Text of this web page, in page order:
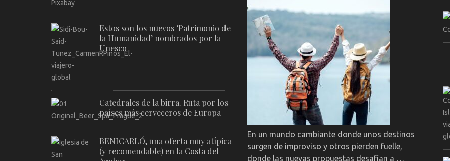
Estos son los nuevos ‘Patrimonio de
la Humanidad’ nombrados por la
Unesco
Catedrales de la birra. Ruta por los
países más cerveceros de Europa
BENICARLÓ, una oferta muy atípica
(y recomendable) en la Costa del
En un mundo cambiante donde unos destinos
surgen de improviso y otros pierden fuelle,
donde las nuevas propuestas desafían a …